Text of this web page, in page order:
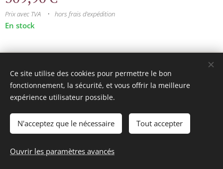
Prix avec TVA hors frais d'expédition
En stock
Ajouter au panier
mini model rails
Langues
Français
Nederlands
Ce site utilise des cookies pour permettre le bon
fonctionnement, la sécurité, et vous offrir la meilleure
expérience utilisateur possible.
N'acceptez que le nécessaire Tout accepter
Ouvrir les paramètres avancés